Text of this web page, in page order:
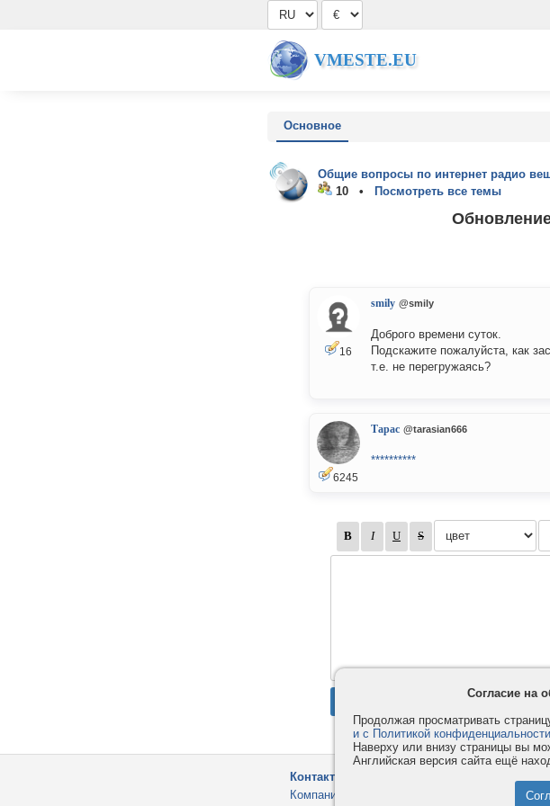
VMESTE.EU
Основное
Общие вопросы по интернет радио
10 •
Посмотреть все темы
16
smily @smily
Доброго времени суток.
Подскажите пожалуйста, как
т.е. не перегружаясь?
6245
Тарас @tarasian666
**********
Контакты
Компания
Правила и
Согласие на
Продолжая просматривать
и с Политикой
Наверху или внизу страницы вы
Английская версия сайта ещё